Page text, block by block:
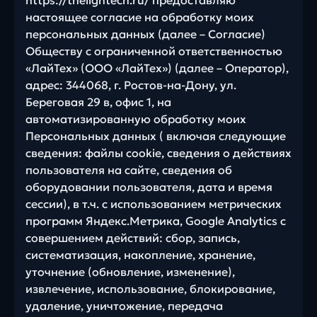
настоящее согласие на обработку моих
персональных данных (далее – Согласие)
Обществу с ограниченной ответственностью
«ЛайТех» (ООО «ЛайТех») (далее – Оператор),
адрес: 344068, г. Ростов-на-Дону, ул.
Береговая 29 в, офис 1, на
автоматизированную обработку моих
Персональных данных ( включая следующие
сведения: файлы cookie, сведения о действиях
пользователя на сайте, сведения об
оборудовании пользователя, дата и время
сессии), в т.ч. с использованием метрических
программ Яндекс.Метрика, Google Analytics с
совершением действий: сбор, запись,
систематизация, накопление, хранение,
уточнение (обновление, изменение),
извлечение, использование, блокирование,
удаление, уничтожение, передача